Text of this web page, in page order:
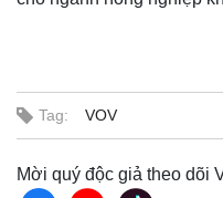
Tag: VOV
Mời quý độc giả theo dõi